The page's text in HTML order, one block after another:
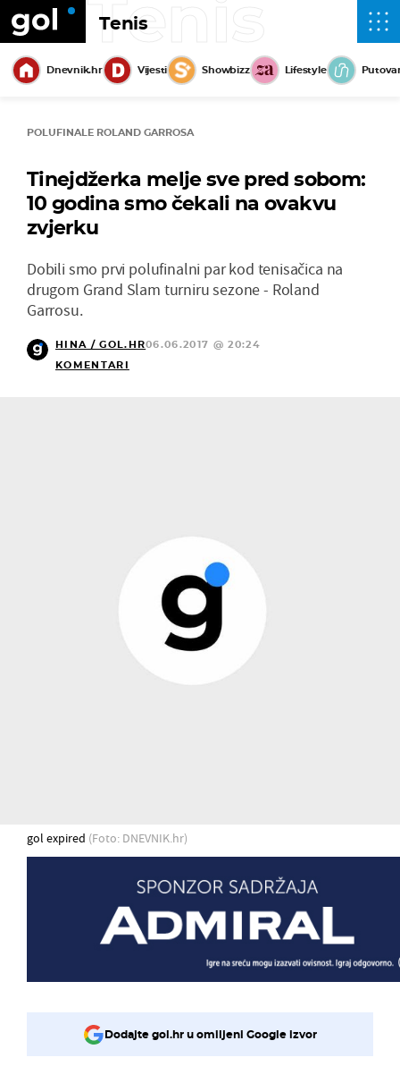
Tenis
Tenis
Dnevnik.hr Vijesti Showbizz Lifestyle
POLUFINALE ROLAND GARROSA
Tinejdžerka melje sve pred sobom:
10 godina smo čekali na ovakvu
zvjerku
Dobili smo prvi polufinalni par kod tenisačica na
drugom Grand Slam turniru sezone - Roland
Garrosu.
HINA / GOL.HR06.06.2017 @ 20:24
KOMENTARI
gol expired (Foto: DNEVNIK.hr)
Dodajte gol.hr u omiljeni Google izvor